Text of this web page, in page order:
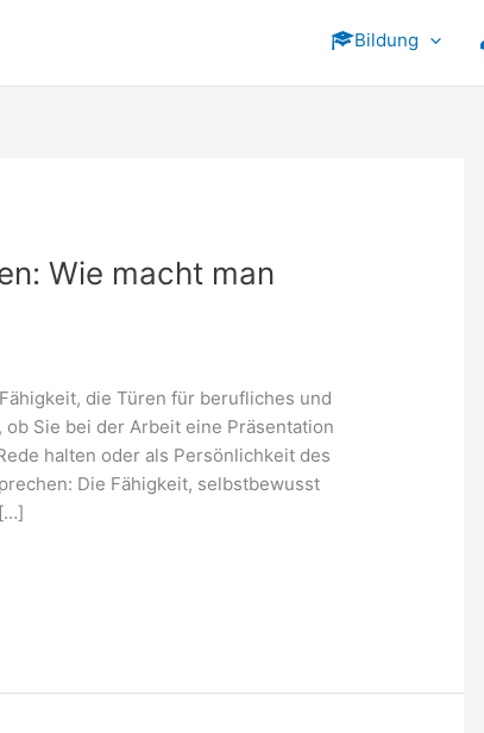
Bildung
Wie macht man
die Türen für berufliches und
Sie bei der Arbeit eine Präsentation
halten oder als Persönlichkeit des
Die Fähigkeit, selbstbewusst